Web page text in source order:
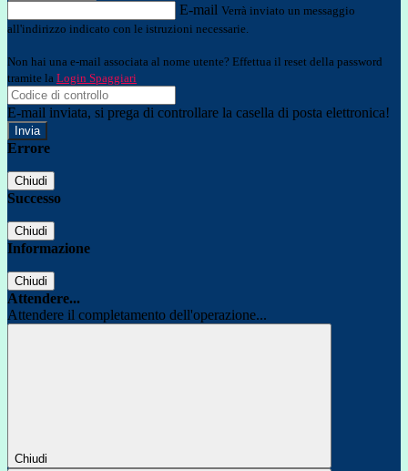
E-mail Verrà inviato un messaggio
all'indirizzo indicato con le istruzioni necessarie.
Non hai una e-mail associata al nome utente? Effettua il reset della password
tramite la Login Spaggiari
E-mail inviata, si prega di controllare la casella di posta elettronica!
Errore
Chiudi
Successo
Chiudi
Informazione
Chiudi
Attendere...
Attendere il completamento dell'operazione...
Chiudi